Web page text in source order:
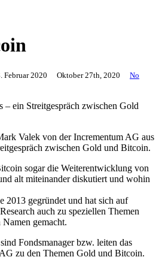
Februar 2020 Oktober 27th, 2020
No
– ein Streitgespräch zwischen Gold
Valek von der Incrementum AG aus
zwischen Gold und Bitcoin.
sogar die Weiterentwicklung von
alt miteinander diskutiert und wohin
2013 gegründet und hat sich auf
auch zu speziellen Themen
gemacht.
Fondsmanager bzw. leiten das
zu den Themen Gold und Bitcoin.